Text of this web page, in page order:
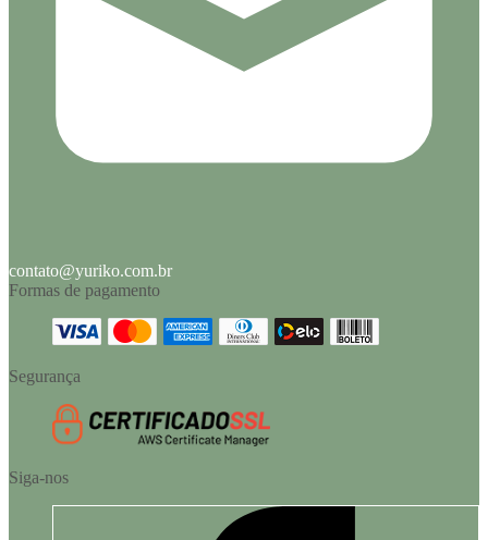
contato@yuriko.com.br
Formas de pagamento
Segurança
Siga-nos